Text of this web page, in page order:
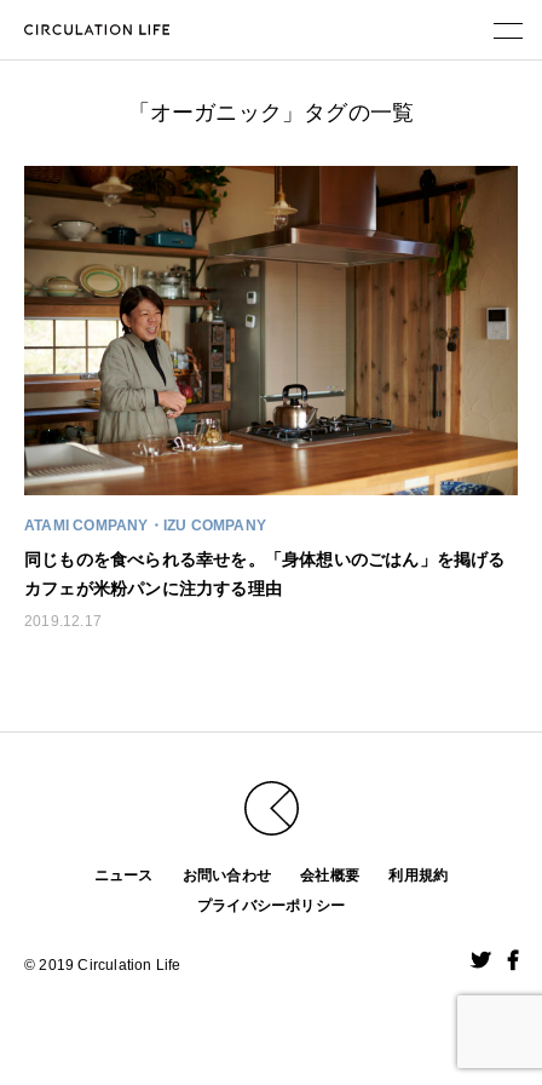
ABOUT
MAGAZINE
メンバー登録
地域企業・自治体のみなさまへ
「オーガニック」タグの一覧
ATAMI COMPANY IZU COMPANY
同じものを食べられる幸せを。「身体想いのごはん」を掲げる
カフェが米粉パンに注力する理由
2019.12.17
ニュース お問い合わせ 会社概要
利用規約
プライバシーポリシー
© 2019 Circulation Life